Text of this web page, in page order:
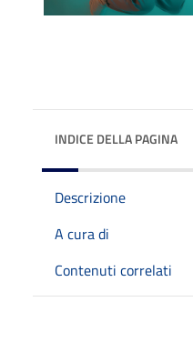
INDICE DELLA PAGINA
Descrizione
A cura di
Contenuti correlati